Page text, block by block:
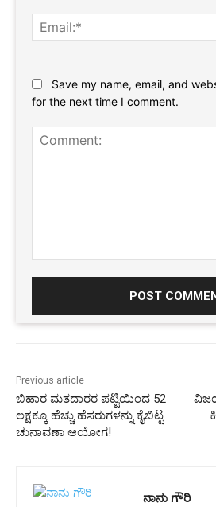
Save my name, email, and
for the next time I comment.
Previous article
ಬಿಹಾರ ಮತದಾರರ ಪಟ್ಟಿಯಿಂದ 52
ಲಕ್ಷಕ್ಕೂ ಹೆಚ್ಚು ಹೆಸರುಗಳನ್ನು ಕೈಬಿಟ್ಟ
ಚುನಾವಣಾ ಆಯೋಗ!
ನಾನು ಗೌರಿ